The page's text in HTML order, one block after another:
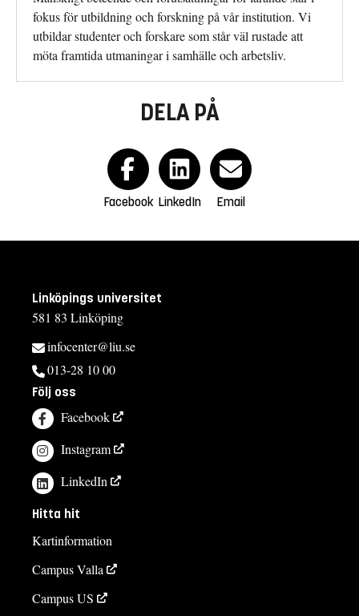
fokus för utbildning och forskning på vår institution. Vi
utbildar studenter och forskare som står väl rustade att
möta framtida utmaningar i samhälle och arbetsliv.
DELA PÅ
Facebook LinkedIn Email
Linköpings universitet
581 83 Linköping
infocenter@liu.se
013-28 10 00
Följ oss
Facebook
Instagram
LinkedIn
Hitta hit
Kartinformation
Campus Valla
Campus US